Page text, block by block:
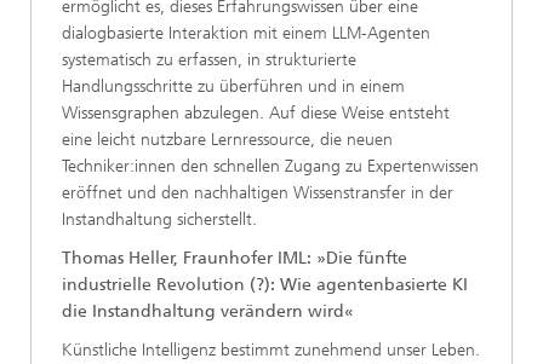
ermöglicht es, dieses Erfahrungswissen über eine
dialogbasierte Interaktion mit einem LLM-Agenten
systematisch zu erfassen, in strukturierte
Handlungsschritte zu überführen und in einem
Wissensgraphen abzulegen. Auf diese Weise entsteht
eine leicht nutzbare Lernressource, die neuen
Techniker:innen den schnellen Zugang zu Expertenwissen
eröffnet und den nachhaltigen Wissenstransfer in der
Instandhaltung sicherstellt.
Thomas Heller, Fraunhofer IML: »Die fünfte
industrielle Revolution (?): Wie agentenbasierte KI
die Instandhaltung verändern wird«
Künstliche Intelligenz bestimmt zunehmend unser Leben.